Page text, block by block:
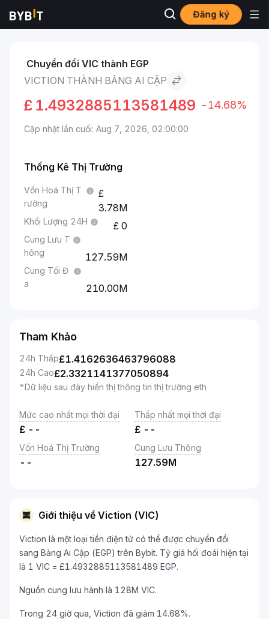
Đăng ký
Thị trường Viction to Bảng Ai Cập
Chuyển đổi VIC thành EGP
VICTION THÀNH BẢNG AI CẬP
£ 1.4932885113581489 -14.68%
Cập nhật lần cuối: Aug 7, 2026, 02:00:00
Thống Kê Thị Trường
Vốn Hoá Thị T
rường
3.78M
Khối Lượng 24H 0
Cung Lưu T
hông
127.59M
Cung Tối Đ
a
210.00M
Tham Khảo
24h Thấp£1.4162636463796088
24h Cao£2.3321141377050894
*Dữ liệu sau đây hiển thị thông tin thị trường eth
Mức cao nhất mọi thời đại
£ --
Thấp nhất mọi thời đại
£ --
Vốn Hoá Thị Trường
--
Cung Lưu Thông
127.59M
Giới thiệu về Viction (VIC)
Viction là một loại tiền điện tử có thể được chuyển đổi
sang Bảng Ai Cập (EGP) trên Bybit. Tỷ giá hối đoái hiện tại
là 1 VIC = £1.4932885113581489 EGP.
Nguồn cung lưu hành là 128M VIC.
Trong 24 giờ qua, Viction đã giảm 14.68%.